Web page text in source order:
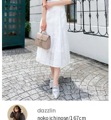
dazzlin
noko ichinose/167cm